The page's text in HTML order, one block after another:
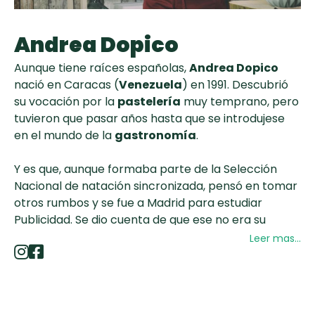
Galletas con
Chispas de
Chocolate
Mendocinas
Andrea Dopico
Aunque tiene raíces españolas,Andrea Dopico
nació en Caracas (Venezuela) en 1991. Descubrió
su vocación por la pastelería muy temprano, pero
tuvieron que pasar años hasta que se introdujese
en el mundo de la gastronomía.
Y es que, aunque formaba parte de la Selección
Nacional de natación sincronizada, pensó en tomar
otros rumbos y se fue a Madrid para estudiar
Publicidad. Se dio cuenta de que ese no era su
verdadero camino y decidió darle un nuevo sentido
a su vida estudiando pastelería en Vancouver.
Leer mas...